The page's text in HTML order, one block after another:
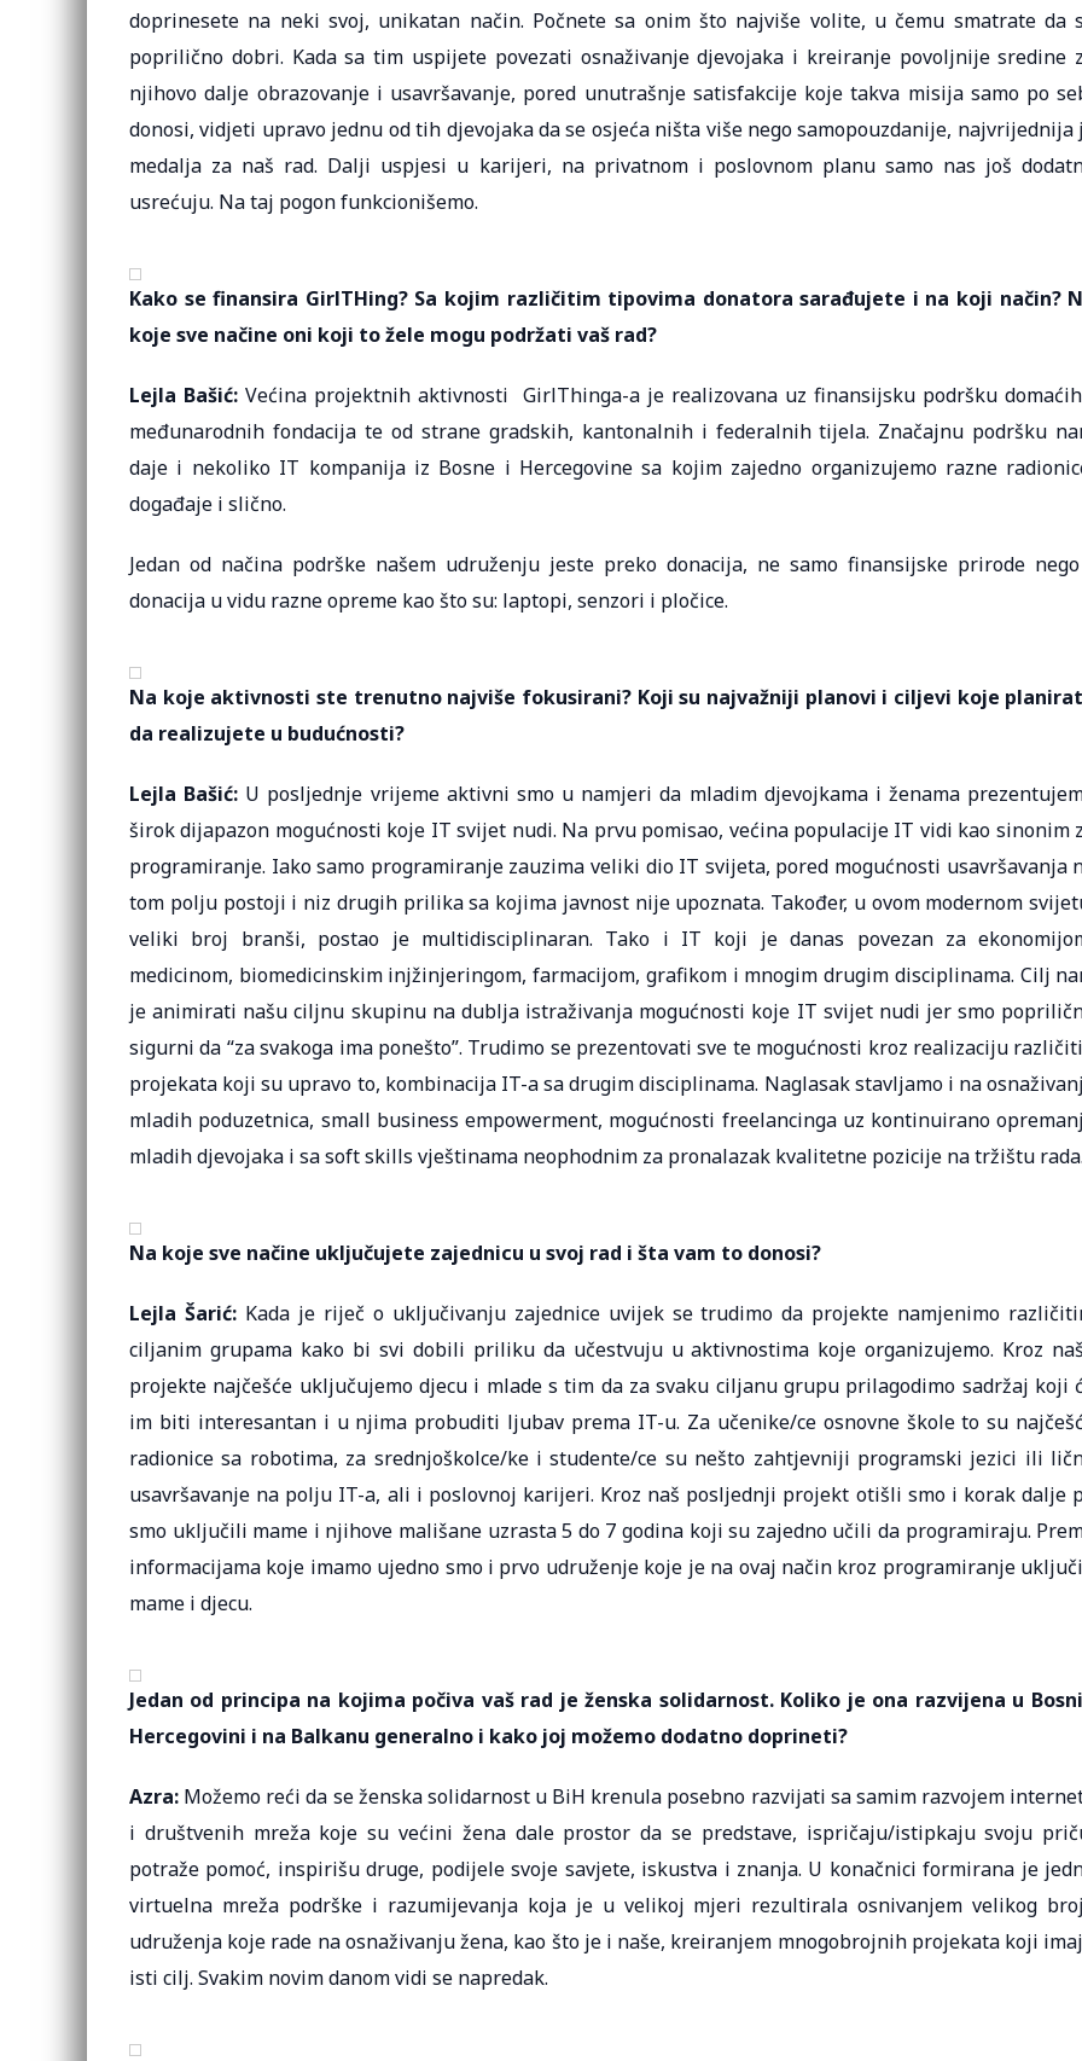
doprinesete na neki svoj, unikatan način. Počnete sa onim što najviše volite, u čemu smatrate da
poprilično dobri. Kada sa tim uspijete povezati osnaživanje djevojaka i kreiranje povoljnije sredine
njihovo dalje obrazovanje i usavršavanje, pored unutrašnje satisfakcije koje takva misija samo po
donosi, vidjeti upravo jednu od tih djevojaka da se osjeća ništa više nego samopouzdanije, najvrijednija
medalja za naš rad. Dalji uspjesi u karijeri, na privatnom i poslovnom planu samo nas još
usrećuju. Na taj pogon funkcionišemo.
Kako se finansira GirlTHing? Sa kojim različitim tipovima donatora sarađujete i na koji način?
koje sve načine oni koji to žele mogu podržati vaš rad?
Lejla Bašić: Većina projektnih aktivnosti GirlThinga-a je realizovana uz finansijsku podršku
međunarodnih fondacija te od strane gradskih, kantonalnih i federalnih tijela. Značajnu podršku
daje i nekoliko IT kompanija iz Bosne i Hercegovine sa kojim zajedno organizujemo razne
događaje i slično.
Jedan od načina podrške našem udruženju jeste preko donacija, ne samo finansijske prirode
donacija u vidu razne opreme kao što su: laptopi, senzori i pločice.
Na koje aktivnosti ste trenutno najviše fokusirani? Koji su najvažniji planovi i ciljevi koje
da realizujete u budućnosti?
Lejla Bašić: U posljednje vrijeme aktivni smo u namjeri da mladim djevojkama i ženama
širok dijapazon mogućnosti koje IT svijet nudi. Na prvu pomisao, većina populacije IT vidi kao sinonim
programiranje. Iako samo programiranje zauzima veliki dio IT svijeta, pored mogućnosti usavršavanja
tom polju postoji i niz drugih prilika sa kojima javnost nije upoznata. Također, u ovom modernom
veliki broj branši, postao je multidisciplinaran. Tako i IT koji je danas povezan za
medicinom, biomedicinskim injžinjeringom, farmacijom, grafikom i mnogim drugim disciplinama. Cilj
je animirati našu ciljnu skupinu na dublja istraživanja mogućnosti koje IT svijet nudi jer smo
sigurni da “za svakoga ima ponešto”. Trudimo se prezentovati sve te mogućnosti kroz realizaciju
projekata koji su upravo to, kombinacija IT-a sa drugim disciplinama. Naglasak stavljamo i na
mladih poduzetnica, small business empowerment, mogućnosti freelancinga uz kontinuirano
mladih djevojaka i sa soft skills vještinama neophodnim za pronalazak kvalitetne pozicije na tržištu rada.
Na koje sve načine uključujete zajednicu u svoj rad i šta vam to donosi?
Lejla Šarić:Kada je riječ o uključivanju zajednice uvijek se trudimo da projekte namjenimo
ciljanim grupama kako bi svi dobili priliku da učestvuju u aktivnostima koje organizujemo. Kroz
projekte najčešće uključujemo djecu i mlade s tim da za svaku ciljanu grupu prilagodimo sadržaj koji
im biti interesantan i u njima probuditi ljubav prema IT-u. Za učenike/ce osnovne škole to su
radionice sa robotima, za srednjoškolce/ke i studente/ce su nešto zahtjevniji programski jezici ili
usavršavanje na polju IT-a, ali i poslovnoj karijeri. Kroz naš posljednji projekt otišli smo i korak dalje
smo uključili mame i njihove mališane uzrasta 5 do 7 godina koji su zajedno učili da programiraju.
informacijama koje imamo ujedno smo i prvo udruženje koje je na ovaj način kroz programiranje
mame i djecu.
Jedan od principa na kojima počiva vaš rad je ženska solidarnost. Koliko je ona razvijena u
Hercegovini i na Balkanu generalno i kako joj možemo dodatno doprineti?
Azra: Možemo reći da se ženska solidarnost u BiH krenula posebno razvijati sa samim razvojem
i društvenih mreža koje su većini žena dale prostor da se predstave, ispričaju/istipkaju svoju
potraže pomoć, inspirišu druge, podijele svoje savjete, iskustva i znanja. U konačnici formirana je
virtuelna mreža podrške i razumijevanja koja je u velikoj mjeri rezultirala osnivanjem velikog
udruženja koje rade na osnaživanju žena, kao što je i naše, kreiranjem mnogobrojnih projekata koji
isti cilj. Svakim novim danom vidi se napredak.